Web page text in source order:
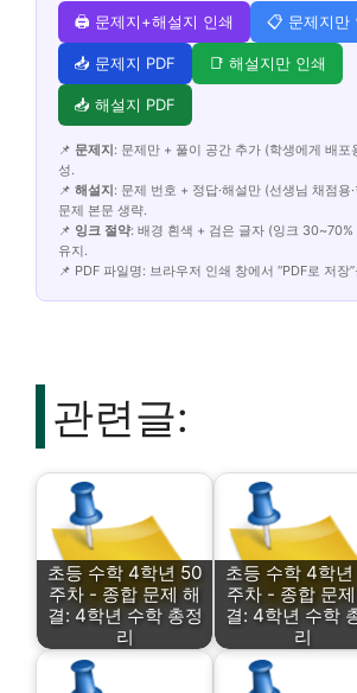
🖨️ 문제지+해설지 인쇄 📋 문제지만
📥 문제지 PDF 📑 해설지만 인쇄
📥 해설지 PDF
📌 문제지: 문제만 + 풀이 공간 추가 (학생에게 배포
성.
📌 해설지: 문제 번호 + 정답·해설만 (선생님 채점용
문제 본문 생략.
📌 잉크 절약: 배경 흰색 + 검은 글자 (잉크 30~70%
유지.
📌 PDF 파일명: 브라우저 인쇄 창에서 “PDF로 저장
관련글:
초등 수학 4학년 50
주차 - 종합 문제 해
결: 4학년 수학 총정
리
초등 수학 4학
주차 - 종합 문
결: 4학년 수학
리